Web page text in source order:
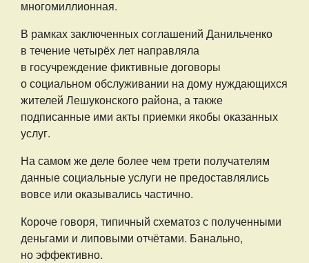
многомиллионная.
В рамках заключенных соглашений Данильченко
в течение четырёх лет направляла
в госучреждение фиктивные договоры
о социальном обслуживании на дому нуждающихся
жителей Лешуконского района, а также
подписанные ими акты приемки якобы оказанных
услуг.
На самом же деле более чем трети получателям
данные социальные услуги не предоставлялись
вовсе или оказывались частично.
Короче говоря, типичный схематоз с полученными
деньгами и липовыми отчётами. Банально,
но эффективно.